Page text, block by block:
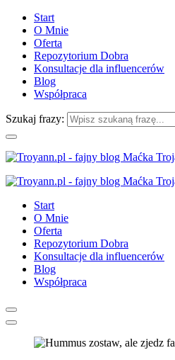
Start
O Mnie
Oferta
Repozytorium Dobra
Konsultacje dla influencerów
Blog
Współpraca
Szukaj frazy:
Start
O Mnie
Oferta
Repozytorium Dobra
Konsultacje dla influencerów
Blog
Współpraca